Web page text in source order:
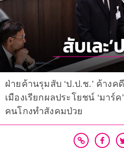
ฝ่ายค้านรุมสับ ‘ป.ป.ช.’ ค้าง
เมืองเรียกผลประโยชน์ ‘มาร์
คนโกงทำสังคมป่วย